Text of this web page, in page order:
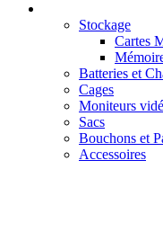
Stockage
Cartes
Batteries et
Cages
Moniteurs
Sacs
Bouchons et
Accessoires